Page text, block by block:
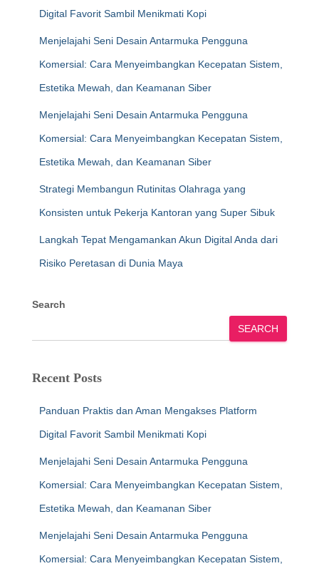
Digital Favorit Sambil Menikmati Kopi
Menjelajahi Seni Desain Antarmuka Pengguna
Komersial: Cara Menyeimbangkan Kecepatan Sistem,
Estetika Mewah, dan Keamanan Siber
Menjelajahi Seni Desain Antarmuka Pengguna
Komersial: Cara Menyeimbangkan Kecepatan Sistem,
Estetika Mewah, dan Keamanan Siber
Strategi Membangun Rutinitas Olahraga yang
Konsisten untuk Pekerja Kantoran yang Super Sibuk
Langkah Tepat Mengamankan Akun Digital Anda dari
Risiko Peretasan di Dunia Maya
Search
SEARCH
Recent Posts
Panduan Praktis dan Aman Mengakses Platform
Digital Favorit Sambil Menikmati Kopi
Menjelajahi Seni Desain Antarmuka Pengguna
Komersial: Cara Menyeimbangkan Kecepatan Sistem,
Estetika Mewah, dan Keamanan Siber
Menjelajahi Seni Desain Antarmuka Pengguna
Komersial: Cara Menyeimbangkan Kecepatan Sistem,